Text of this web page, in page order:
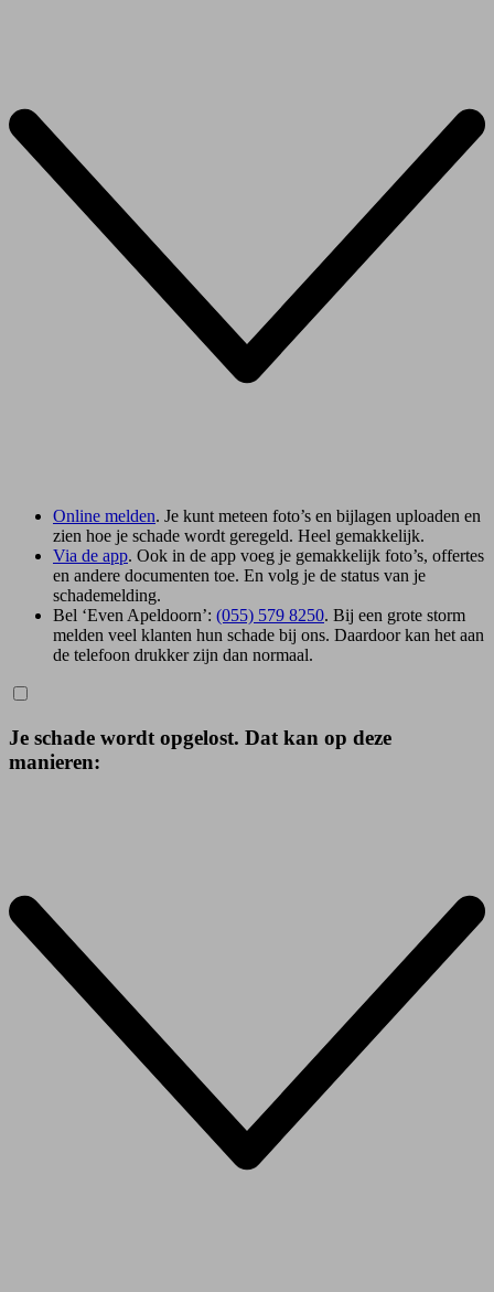
Online melden. Je kunt meteen foto’s en bijlagen uploaden en
zien hoe je schade wordt geregeld. Heel gemakkelijk.
Via de app. Ook in de app voeg je gemakkelijk foto’s, offertes
en andere documenten toe. En volg je de status van je
schademelding.
Bel ‘Even Apeldoorn’: (055) 579 8250. Bij een grote storm
melden veel klanten hun schade bij ons. Daardoor kan het aan
de telefoon drukker zijn dan normaal.
Je schade wordt opgelost. Dat kan op deze
manieren: